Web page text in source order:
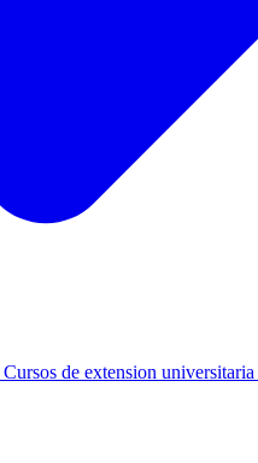
Cursos de extension universitaria